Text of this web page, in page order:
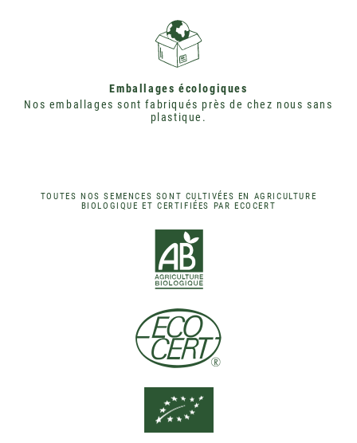
Emballages écologiques
Nos emballages sont fabriqués près de chez nous sans
plastique.
TOUTES NOS SEMENCES SONT CULTIVÉES EN AGRICULTURE
BIOLOGIQUE ET CERTIFIÉES PAR ECOCERT